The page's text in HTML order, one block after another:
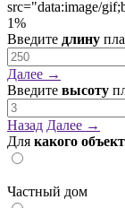
1%
Введите длину
Далее →
Введите высоту
Назад Далее →
Для какого
Частный дом